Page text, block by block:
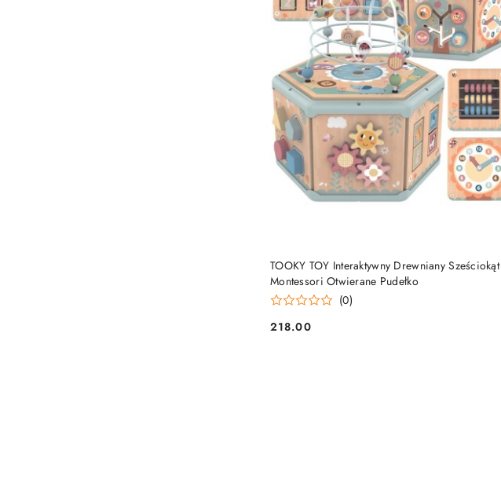
TOOKY TOY Interaktywny Drewniany Sześciokąt
Montessori Otwierane Pudełko
(0)
Cena:
218.00
DO KOSZYKA